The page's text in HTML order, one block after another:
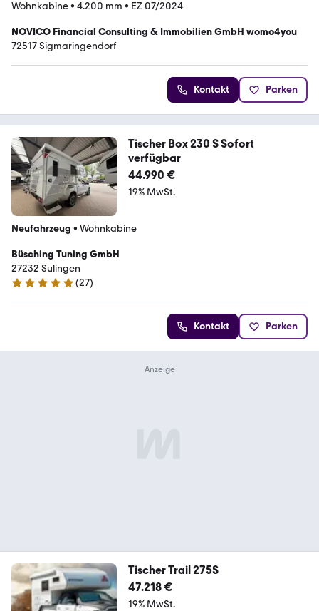
Wohnkabine• 4.200 mm • EZ 07/2024
NOVICO Financial Consulting & Immobilien GmbH womo4you
72517 Sigmaringendorf
Kontakt Parken
Tischer Box 230 S Sofort
verfügbar
44.990 €
19% MwSt.
Neufahrzeug • Wohnkabine
Büsching Tuning GmbH
27232 Sulingen
5 Sterne
(27)
Kontakt Parken
Tischer Trail 275S
47.218 €
19% MwSt.